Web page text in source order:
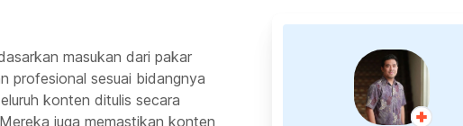
masukan dari pakar
profesional sesuai bidangnya
konten ditulis secara
juga memastikan konten